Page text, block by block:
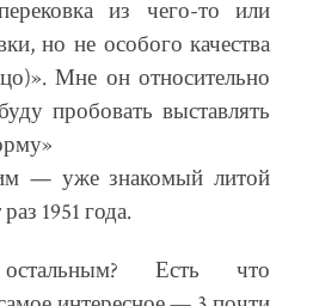
из чего-то или
но не особого качества
Мне он относительно
пробовать выставлять
— уже знакомый литой
1951 года.
Есть что